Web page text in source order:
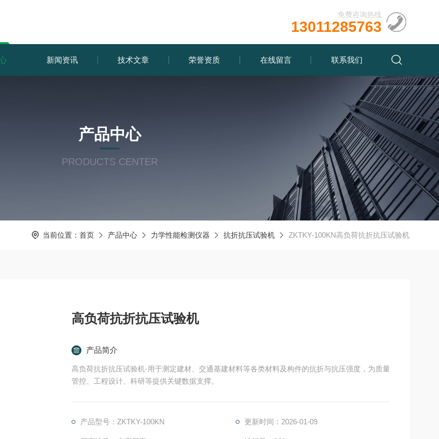
免费咨询热线
13011285763
新闻资讯 技术文章 荣誉资质 在线留言 联系我们
产品中心
PRODUCTS CENTER
当前位置： 首页 产品中心 力学性能检测仪器 抗折抗压试验机 ZKTKY-100KN高负荷抗折抗压试验机
高负荷抗折抗压试验机
产品简介
高负荷抗折抗压试验机-用于测定建材、交通基建材料等各类材料及构件的抗折与抗压强度，为质量
管控、工程设计、科研等提供关键数据支撑。
产品型号：ZKTKY-100KN 更新时间：2026-01-09